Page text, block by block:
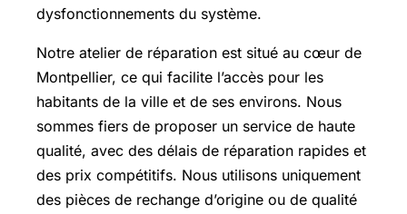
dysfonctionnements du système.
Notre atelier de réparation est situé au cœur de
Montpellier, ce qui facilite l’accès pour les
habitants de la ville et de ses environs. Nous
sommes fiers de proposer un service de haute
qualité, avec des délais de réparation rapides et
des prix compétitifs. Nous utilisons uniquement
des pièces de rechange d’origine ou de qualité